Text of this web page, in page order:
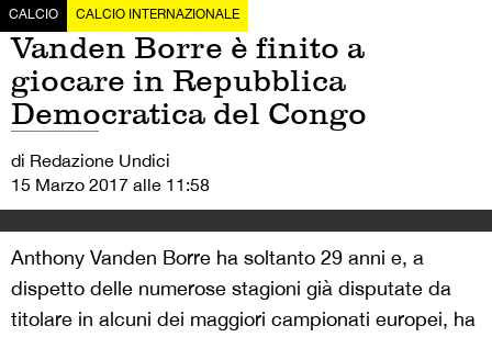
CALCIO CALCIO INTERNAZIONALE
Vanden Borre è finito a
giocare in Repubblica
Democratica del Congo
di Redazione Undici
15 Marzo 2017 alle 11:58
Anthony Vanden Borre ha soltanto 29 anni e, a
dispetto delle numerose stagioni già disputate da
titolare in alcuni dei maggiori campionati europei, ha